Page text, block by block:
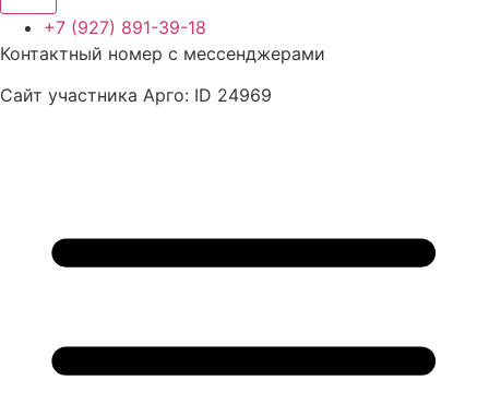
+7 (927) 891-39-18
Контактный номер с мессенджерами
Сайт участника Арго: ID 24969